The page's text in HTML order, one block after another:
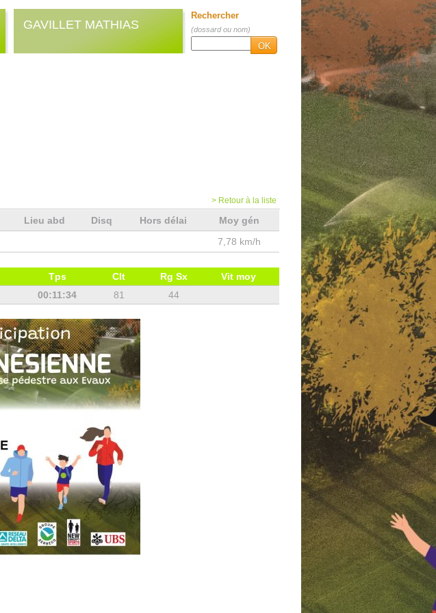
GAVILLET MATHIAS
Rechercher
(dossard ou nom)
OK
> Retour à la liste
Lieu abd Disq Hors délai
Moy gén
7,78 km/h
Tps Clt Rg Sx
Vit moy
00:11:34 81 44